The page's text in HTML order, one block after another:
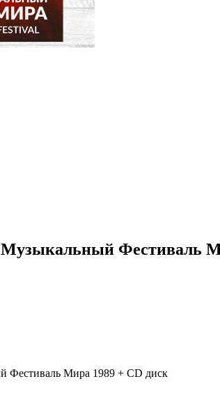
Фестиваль
Фестиваль Мира 1989 + CD диск